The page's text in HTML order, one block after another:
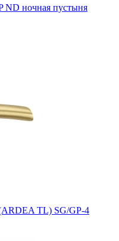
ND ночная пустыня
TL) SG/GP-4